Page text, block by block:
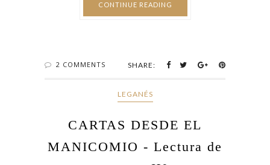
CONTINUE READING
2 COMMENTS SHARE:
LEGANÉS
CARTAS DESDE EL
MANICOMIO - Lectura de